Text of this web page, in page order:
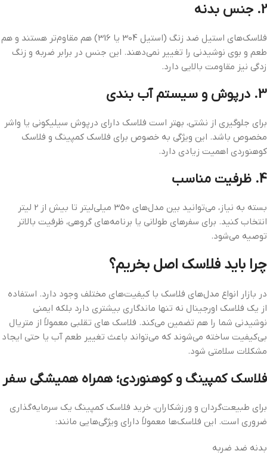
2. جنس بدنه
فلاسک‌های استیل ضد زنگ (استیل 304 یا 316) هم مقاوم‌تر هستند و هم
طعم و بوی نوشیدنی را تغییر نمی‌دهند. این جنس در برابر ضربه و زنگ‌
زدگی نیز مقاومت بالایی دارد.
3. درپوش و سیستم آب‌ بندی
برای جلوگیری از نشتی، بهتر است فلاسک دارای درپوش سیلیکونی یا واشر
مخصوص باشد. این ویژگی به خصوص برای فلاسک کمپینگ و فلاسک
کوهنوردی اهمیت زیادی دارد.
4. ظرفیت مناسب
بسته به نیاز، می‌توانید بین مدل‌های 350 میلی‌لیتر تا بیش از 2 لیتر
انتخاب کنید. برای سفرهای طولانی یا برنامه‌های گروهی، ظرفیت بالاتر
توصیه می‌شود.
چرا باید فلاسک اصل بخریم؟
در بازار انواع مدل‌های فلاسک با کیفیت‌های مختلف وجود دارد. استفاده
از یک فلاسک اورجینال نه تنها ماندگاری بیشتری دارد بلکه ایمنی
نوشیدنی شما را هم تضمین می‌کند. فلاسک‌ های تقلبی معمولاً از متریال
بی‌کیفیت ساخته می‌شوند که می‌تواند باعث تغییر طعم آب یا حتی ایجاد
مشکلات سلامتی شود.
فلاسک کمپینگ و کوهنوردی؛ همراه همیشگی سفر
برای طبیعت‌گردان و ورزشکاران، خرید فلاسک کمپینگ یک سرمایه‌گذاری
ضروری است. این فلاسک‌ها معمولاً دارای ویژگی‌هایی مانند:
بدنه ضد ضربه